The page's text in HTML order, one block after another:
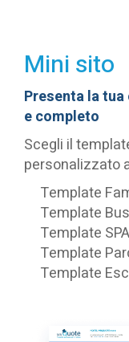
Mini sito
Presenta la
e completo
Scegli il
personalizzato
Template
Template
Template
Template
Template